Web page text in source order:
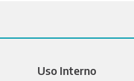
Uso Interno